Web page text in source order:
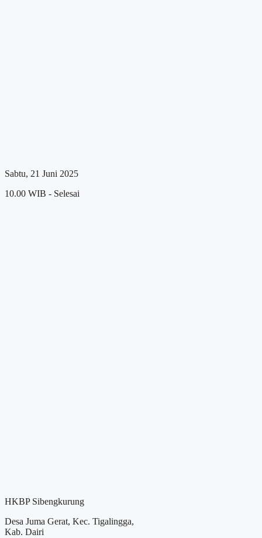
Sabtu, 21 Juni 2025
10.00 WIB - Selesai
HKBP Sibengkurung
Desa Juma Gerat, Kec. Tigalingga,
Kab. Dairi